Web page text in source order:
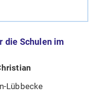
die Schulen im
Lübbecke